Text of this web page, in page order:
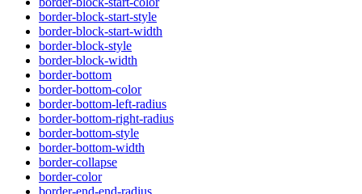
border-block-start-style
border-block-start-width
border-block-style
border-block-width
border-bottom
border-bottom-color
border-bottom-left-radius
border-bottom-right-radius
border-bottom-style
border-bottom-width
border-collapse
border-color
border-end-end-radius